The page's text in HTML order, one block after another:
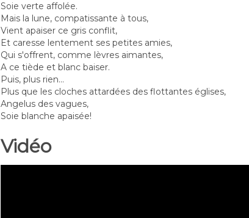
Soie verte affolée.
Mais la lune, compatissante à tous,
Vient apaiser ce gris conflit,
Et caresse lentement ses petites amies,
Qui s'offrent, comme lèvres aimantes,
A ce tiède et blanc baiser.
Puis, plus rien...
Plus que les cloches attardées des flottantes églises,
Angelus des vagues,
Soie blanche apaisée!
Vidéo